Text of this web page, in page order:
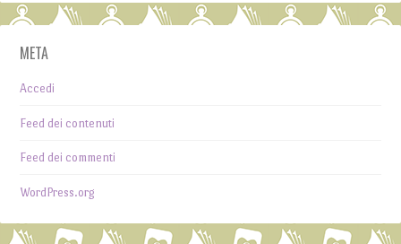
META
Accedi
Feed dei contenuti
Feed dei commenti
WordPress.org